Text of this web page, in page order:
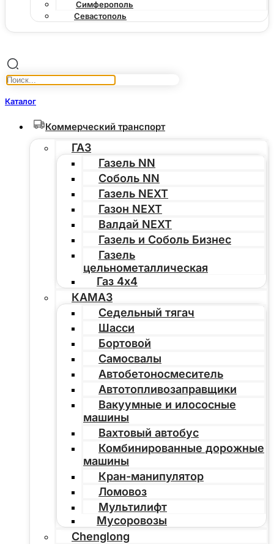
Симферополь
Севастополь
Каталог
Коммерческий транспорт
ГАЗ
Газель NN
Соболь NN
Газель NEXT
Газон NEXT
Валдай NEXT
Газель и Соболь Бизнес
Газель
цельнометаллическая
Газ 4х4
КАМАЗ
Седельный тягач
Шасси
Бортовой
Самосвалы
Автобетоносмеситель
Автотопливозаправщики
Вакуумные и илососные
машины
Вахтовый автобус
Комбинированные дорожные
машины
Кран-манипулятор
Ломовоз
Мультилифт
Мусоровозы
Chenglong